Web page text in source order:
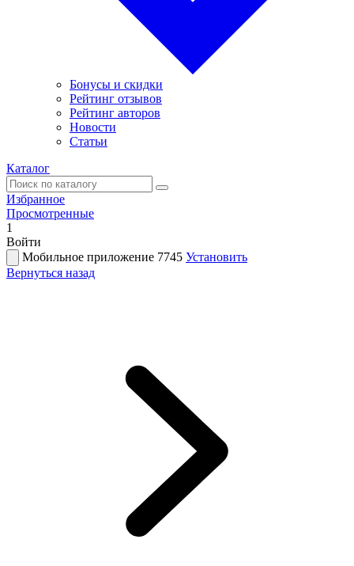
Бонусы и скидки
Рейтинг отзывов
Рейтинг авторов
Новости
Статьи
Каталог
Избранное
Просмотренные
1
Войти
Мобильное приложение 7745 Установить
Вернуться назад